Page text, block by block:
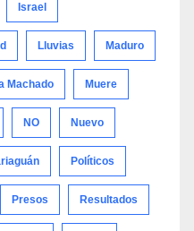
Israel
Lluvias Maduro
Machado Muere
NO Nuevo
Políticos
Presos Resultados